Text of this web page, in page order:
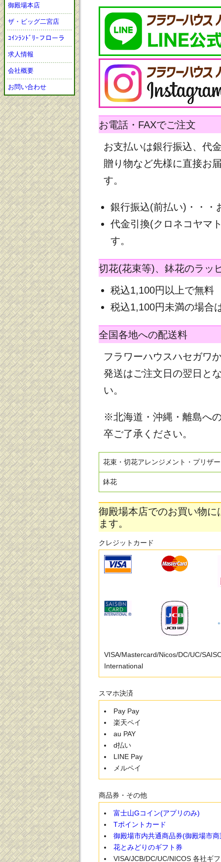
御殿場本店
ザ・ビッグ二宮店
ｺｲﾝﾗﾝﾄﾞﾘｰフローラ
求人情報
会社概要
お問い合わせ
お電話・FAXでご注文
お支払いは銀行振込、代
贈り物など先様に直接お
す。
銀行振込(前払い)・・・
代金引換(クロネコヤマ
す。
切花(花束等)、鉢花のラッ
税込1,100円以上で無料
税込1,100円未満の場合
全国各地への配送料
フラワーハウスハセガワ
発送はご注文日の翌日と
い。
※北海道・沖縄・離島へ
卒ご了承ください。
花束・切花アレンジメント・プリザ
鉢花
御殿場本店でのお買い物
ます。
クレジットカード
VISA/Mastercard/Nicos/DC/UC/
International
スマホ決済
Pay Pay
楽天ペイ
au PAY
d払い
LINE Pay
メルペイ
商品券・その他
富士山Gコイン(アプリのみ)
Tポイントカード
御殿場市内共通商品券(御殿場市
花とみどりのギフト券
VISA/JCB/DC/UC/NICOS 各社ギ